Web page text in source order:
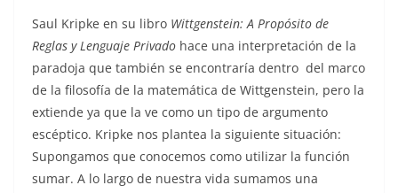
Saul Kripke en su libro Wittgenstein: A Propósito de
Reglas y Lenguaje Privado hace una interpretación de la
paradoja que también se encontraría dentro del marco
de la filosofía de la matemática de Wittgenstein, pero la
extiende ya que la ve como un tipo de argumento
escéptico. Kripke nos plantea la siguiente situación:
Supongamos que conocemos como utilizar la función
sumar. A lo largo de nuestra vida sumamos una